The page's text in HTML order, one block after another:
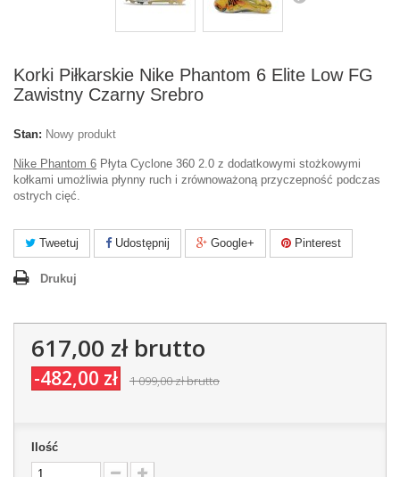
Korki Piłkarskie Nike Phantom 6 Elite Low FG
Zawistny Czarny Srebro
Stan: Nowy produkt
Nike Phantom 6 Płyta Cyclone 360 2.0 z dodatkowymi stożkowymi
kołkami umożliwia płynny ruch i zrównoważoną przyczepność podczas
ostrych cięć.
Tweetuj Udostępnij Google+ Pinterest
Drukuj
617,00 złbrutto
-482,00 zł 1 099,00 złbrutto
Ilość